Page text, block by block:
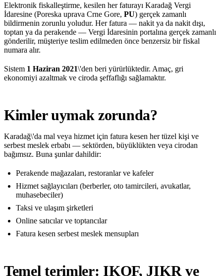
Elektronik fiskalleştirme, kesilen her faturayı Karadağ Vergi
İdaresine (Poreska uprava Crne Gore, PU) gerçek zamanlı
bildirmenin zorunlu yoludur. Her fatura — nakit ya da nakit dışı,
toptan ya da perakende — Vergi İdaresinin portalına gerçek zamanlı
gönderilir, müşteriye teslim edilmeden önce benzersiz bir fiskal
numara alır.
Sistem 1 Haziran 2021\'den beri yürürlüktedir. Amaç, gri
ekonomiyi azaltmak ve ciroda şeffaflığı sağlamaktır.
Kimler uymak zorunda?
Karadağ\'da mal veya hizmet için fatura kesen her tüzel kişi ve
serbest meslek erbabı — sektörden, büyüklükten veya cirodan
bağımsız. Buna şunlar dahildir:
Perakende mağazaları, restoranlar ve kafeler
Hizmet sağlayıcıları (berberler, oto tamircileri, avukatlar,
muhasebeciler)
Taksi ve ulaşım şirketleri
Online satıcılar ve toptancılar
Fatura kesen serbest meslek mensupları
Temel terimler: IKOF, JIKR ve